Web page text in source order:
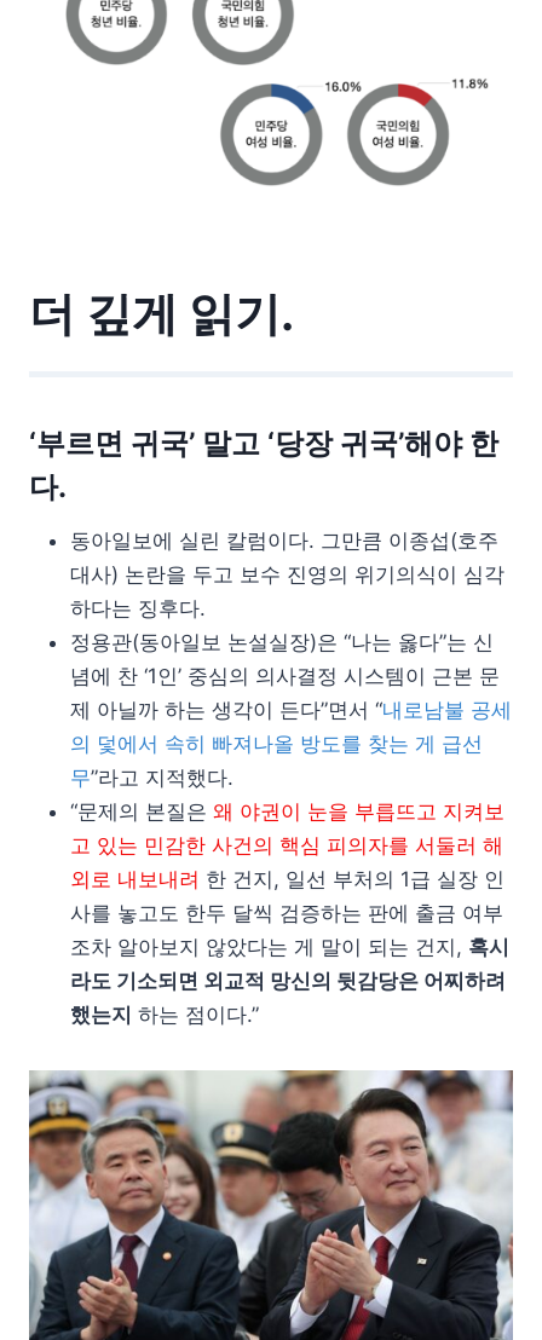
더 깊게 읽기.
‘부르면 귀국’ 말고 ‘당장 귀국’해야 한
다.
동아일보에 실린 칼럼이다. 그만큼 이종섭(호주
대사) 논란을 두고 보수 진영의 위기의식이 심각
하다는 징후다.
정용관(동아일보 논설실장)은 “나는 옳다”는 신
념에 찬 ‘1인’ 중심의 의사결정 시스템이 근본 문
제 아닐까 하는 생각이 든다”면서 “내로남불 공세
의 덫에서 속히 빠져나올 방도를 찾는 게 급선
무”라고 지적했다.
“문제의 본질은 왜 야권이 눈을 부릅뜨고 지켜보
고 있는 민감한 사건의 핵심 피의자를 서둘러 해
외로 내보내려 한 건지, 일선 부처의 1급 실장 인
사를 놓고도 한두 달씩 검증하는 판에 출금 여부
조차 알아보지 않았다는 게 말이 되는 건지, 혹시
라도 기소되면 외교적 망신의 뒷감당은 어찌하려
했는지 하는 점이다.”